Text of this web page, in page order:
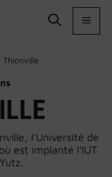
Thionville
l'Université de
est implanté l'IUT